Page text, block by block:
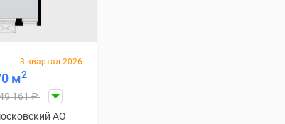
3 квартал 2026
м2
161₽
АО